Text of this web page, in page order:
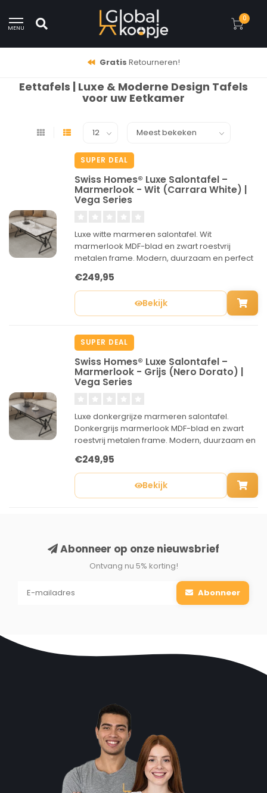
MENU
0
Gratis Retourneren!
Eettafels | Luxe & Moderne Design Tafels
voor uw Eetkamer
SUPER DEAL
Swiss Homes® Luxe Salontafel –
Marmerlook - Wit (Carrara White) |
Vega Series
Luxe witte marmeren salontafel. Wit
marmerlook MDF-blad en zwart roestvrij
metalen frame. Modern, duurzaam en perfect
€249,95
Bekijk
SUPER DEAL
Swiss Homes® Luxe Salontafel –
Marmerlook - Grijs (Nero Dorato) |
Vega Series
Luxe donkergrijze marmeren salontafel.
Donkergrijs marmerlook MDF-blad en zwart
roestvrij metalen frame. Modern, duurzaam en
€249,95
Bekijk
Abonneer op onze nieuwsbrief
Ontvang nu 5% korting!
Abonneer